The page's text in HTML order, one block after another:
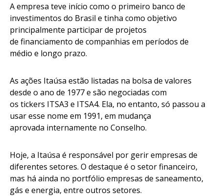
A empresa teve início como o primeiro banco de
investimentos do Brasil e tinha como objetivo
principalmente participar de projetos
de financiamento de companhias em períodos de
médio e longo prazo.
As ações Itaúsa estão listadas na bolsa de valores
desde o ano de 1977 e são negociadas com
os tickers ITSA3 e ITSA4. Ela, no entanto, só passou a
usar esse nome em 1991, em mudança
aprovada internamente no Conselho.
Hoje, a Itaúsa é responsável por gerir empresas de
diferentes setores. O destaque é o setor financeiro,
mas há ainda no portfólio empresas de saneamento,
gás e energia, entre outros setores.